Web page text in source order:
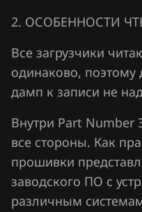
Kia
King Long
KYC
Land Rover
Lexus
Lifan
2. ОСОБЕННОСТИ
Все загрузчики
одинаково, поэтому
дамп к записи не
Внутри Part
все стороны. Как
прошивки
заводского ПО с
различным